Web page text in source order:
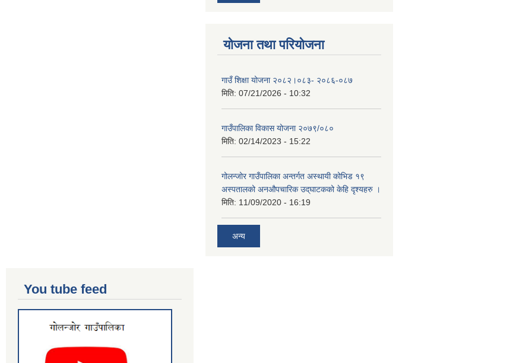
योजना तथा परियोजना
गाउँ शिक्षा योजना २०८२।०८३- २०८६-०८७
मिति: 07/21/2026 - 10:32
गाउँपालिका विकास योजना २०७९/०८०
मिति: 02/14/2023 - 15:22
गोलन्जोर गाउँपालिका अन्तर्गत अस्थायी कोभिड १९
अस्पतालको अनऔपचारिक उद्‌घाटकको केहि दृश्यहरु ।
मिति: 11/09/2020 - 16:19
अन्य
You tube feed